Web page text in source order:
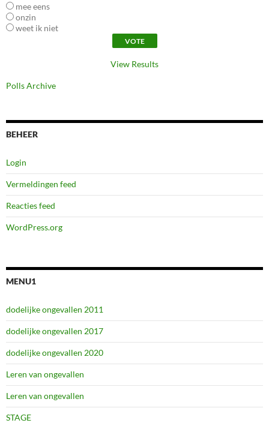
mee eens
onzin
weet ik niet
View Results
Polls Archive
BEHEER
Login
Vermeldingen feed
Reacties feed
WordPress.org
MENU1
dodelijke ongevallen 2011
dodelijke ongevallen 2017
dodelijke ongevallen 2020
Leren van ongevallen
Leren van ongevallen
STAGE